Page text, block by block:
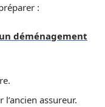
:
déménagement
assureur.